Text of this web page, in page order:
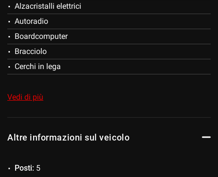
MONZA IN VIA FERRARIS N°5.
VALUTIAMO IL VOSTRO USATO.
PER QUALSIASI INFORMAZIONE E ULTERIORI FOTO NON
ESITATE A CONTATTARCI.
Alzacristalli elettrici
Autoradio
Boardcomputer
Bracciolo
Cerchi in lega
Chiusura centralizzata telecomandata
Controllo automatico clima
Cronologia tagliandi
Vedi di più
Altre informazioni sul veicolo
Posti: 5
Salva
le
impostazioni